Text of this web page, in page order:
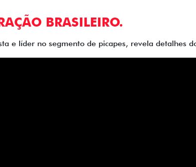
BRASILEIRO.
e líder no segmento de picapes, revela detalhes